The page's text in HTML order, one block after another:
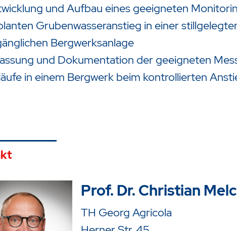
und Aufbau eines geeigneten
Grubenwasseranstieg in einer
Bergwerksanlage
und Dokumentation der geeigneten
in einem Bergwerk beim kontrollierten
Prof. Dr. Christian
TH Georg Agricola